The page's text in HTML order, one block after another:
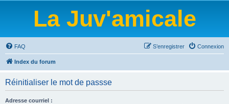
La Juv'amicale
FAQ Connexion
S’enregistrer
Index du forum
Réinitialiser le mot de passse
Adresse courriel :